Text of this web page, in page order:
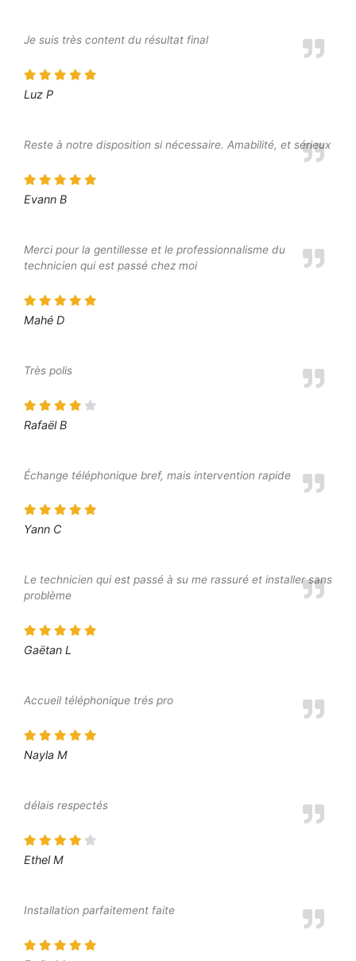
Je suis très content du résultat final
Luz P
Reste à notre disposition si nécessaire. Amabilité, et sérieux
Evann B
Merci pour la gentillesse et le professionnalisme du
technicien qui est passé chez moi
Mahé D
Très polis
Rafaël B
Échange téléphonique bref, mais intervention rapide
Yann C
Le technicien qui est passé à su me rassuré et installer sans
problème
Gaëtan L
Accueil téléphonique trés pro
Nayla M
délais respectés
Ethel M
Installation parfaitement faite